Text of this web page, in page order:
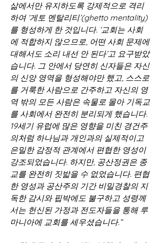
삶에서만 유지하도록 강제적으로 격리
하여 ‘게토 멘탈리티’(ghetto mentality)
를 형성하게 한 것입니다. ‘교회는 사회
에 적합하지 않으므로, 어떤 사회 문제에
대해서도 소리 내선 안 된다’고 요구받았
습니다. 그 안에서 당연히 신자들은 자신
의 신앙 영역을 형성해야만 했고, 스스로
를 거룩한 사람으로 간주하고 자신의 영
역 밖의 모든 사람은 속물로 몰아 기독교
를 사회에서 완전히 분리되게 했습니다.
19세기 유럽에 많은 영향을 미친 경건주
의처럼 하나님과 개인과의 실제적이고
은밀한 감정적 관계에서 편협한 영성이
강조되었습니다. 하지만, 공산정권은 종
교를 완전히 짓밟을 수 없었습니다. 편협
한 영성과 공산주의 기간 비밀경찰의 지
독한 감시와 핍박에도 불구하고 성령께
서는 헌신된 가정과 전도자들을 통해 루
마니아에 교회를 세우셨습니다.”